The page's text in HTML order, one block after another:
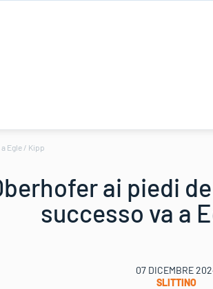
Egle / Kipp
ai piedi
successo va a
07 DICEMBRE
SLITTINO